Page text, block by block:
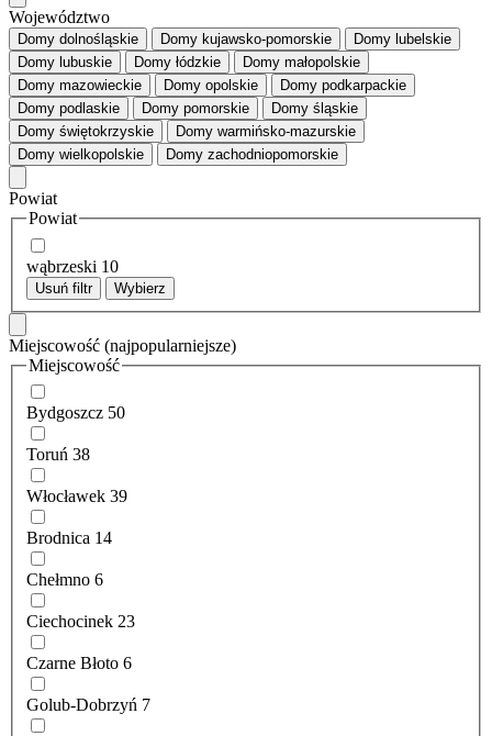
Województwo
Domy dolnośląskie Domy kujawsko-pomorskie
Domy lubelskie
Domy lubuskie
Domy łódzkie
Domy małopolskie
Domy mazowieckie
Domy opolskie
Domy podkarpackie
Domy podlaskie
Domy pomorskie
Domy śląskie
Domy świętokrzyskie
Domy warmińsko-mazurskie
Domy wielkopolskie
Domy zachodniopomorskie
Powiat
Powiat
wąbrzeski 10
Usuń filtr Wybierz
Miejscowość (najpopularniejsze)
Miejscowość
Bydgoszcz 50
Toruń 38
Włocławek 39
Brodnica 14
Chełmno 6
Ciechocinek 23
Czarne Błoto 6
Golub-Dobrzyń 7